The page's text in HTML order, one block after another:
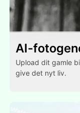
AI-
Upload dit gamle
give det nyt liv.